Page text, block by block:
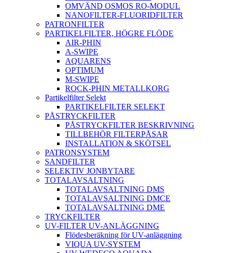
OMVÄND OSMOS RO-MODUL
NANOFILTER-FLUORIDFILTER
PATRONFILTER
PARTIKELFILTER, HÖGRE FLÖDE
AIR-PHIN
A-SWIPE
AQUARENS
OPTIMUM
M-SWIPE
ROCK-PHIN METALLKORG
Partikelfilter Selekt
PARTIKELFILTER SELEKT
PÅSTRYCKFILTER
PÅSTRYCKFILTER BESKRIVNING
TILLBEHÖR FILTERPÅSAR
INSTALLATION & SKÖTSEL
PATRONSYSTEM
SANDFILTER
SELEKTIV JONBYTARE
TOTALAVSALTNING
TOTALAVSALTNING DMS
TOTALAVSALTNING DMCE
TOTALAVSALTNING DME
TRYCKFILTER
UV-FILTER UV-ANLÄGGNING
Flödesberäkning för UV-anläggning
VIQUA UV-SYSTEM